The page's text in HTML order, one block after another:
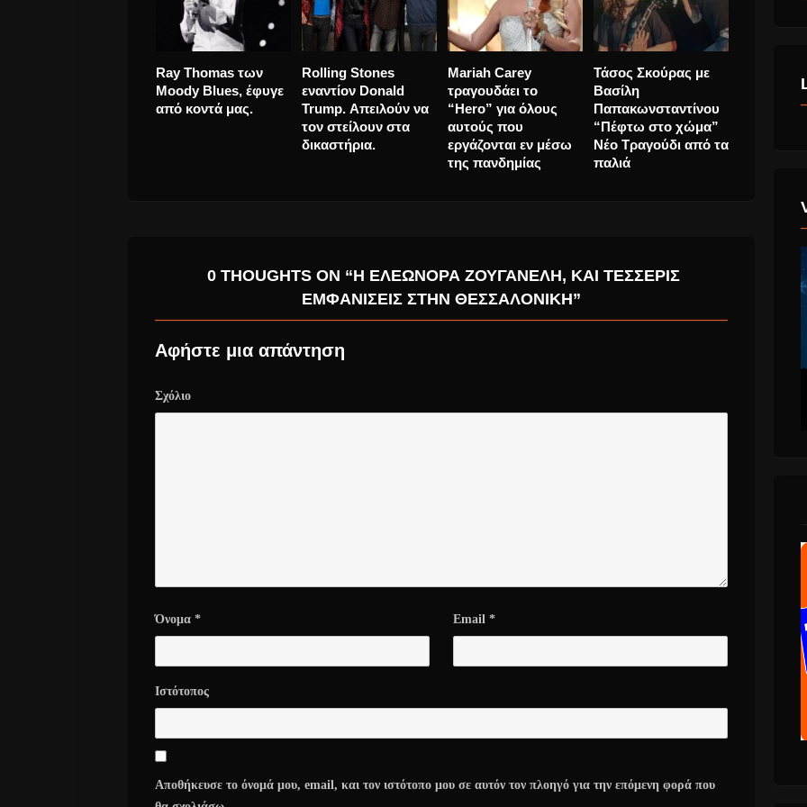
Migos… μόνο οι
Beatles ήταν
εμπόδιο τους.
Έφυγε από τη ζωή η
“Βασίλισσα της
Σόουλ”, Aretha
Franklin
Ray Thomas των
Moody Blues, έφυγε
από κοντά μας.
Rolling Stones
εναντίον Donald
Trump. Απειλούν να
τον στείλουν στα
δικαστήρια.
“Hero”
0 THOUGHTS ON “Η ΕΛΕΩΝΌΡΑ ΖΟΥΓΑΝΈΛΗ, ΚΑΙ ΤΈΣΣΕΡΙΣ
ΕΜΦΑΝΊΣΕΙΣ ΣΤΗΝ ΘΕΣΣΑΛΟΝΊΚΗ”
Αφήστε μια απάντηση
Σχόλιο
Όνομα * Email *
Ιστότοπος
Αποθήκευσε το όνομά μου, email, και τον ιστότοπο μου σε αυτόν τον πλοηγό για την επόμενη φορά που